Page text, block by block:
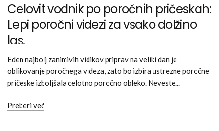
Celovit vodnik po poročnih pričeskah:
Lepi poročni videzi za vsako dolžino
las.
Eden najbolj zanimivih vidikov priprav na veliki dan je
oblikovanje poročnega videza, zato bo izbira ustrezne poročne
pričeske izboljšala celotno poročno obleko. Neveste...
Preberi več